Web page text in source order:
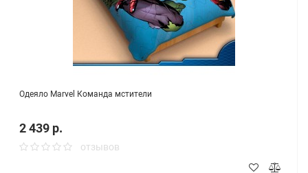
Одеяло Marvel Команда мстители
2 439 р.
отзывов